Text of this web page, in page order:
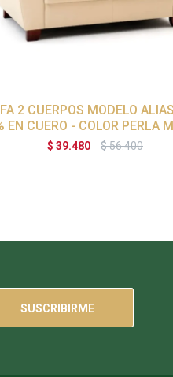
2 CUERPOS MODELO
EN CUERO - COLOR PERLA
$ 39.480 $56.400
SUSCRIBIRME